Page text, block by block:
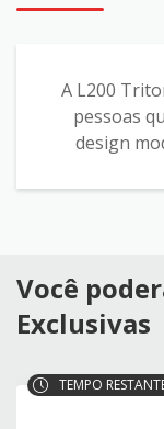
A L200
pessoas
design
Você
Exclusivas
TEMPO